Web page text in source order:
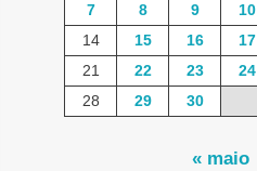
7
8 9 10
14
15 16 17
21
22 23 24
28
29 30
« maio